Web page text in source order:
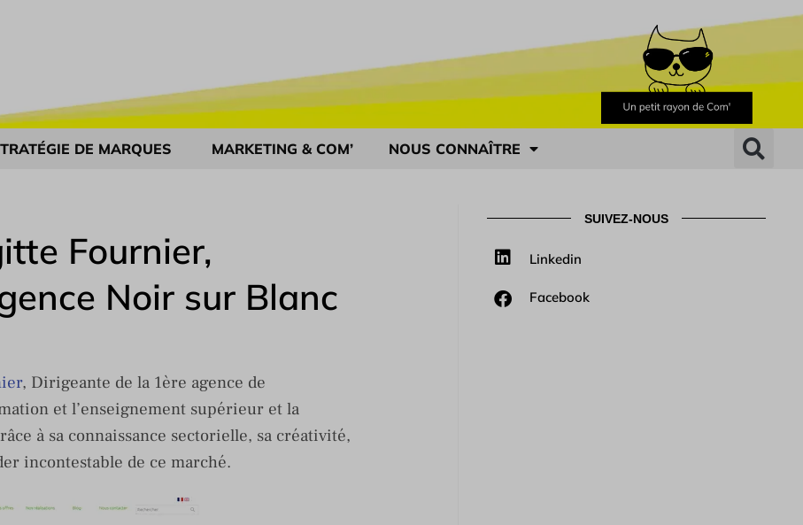
DE MARQUES MARKETING & COM’ NOUS CONNAÎTRE
Fournier,
Noir sur Blanc
, Dirigeante de la 1ère agence de
et l’enseignement supérieur et la
à sa connaissance sectorielle, sa créativité,
incontestable de ce marché.
SUIVEZ-NOUS
Linkedin
Facebook